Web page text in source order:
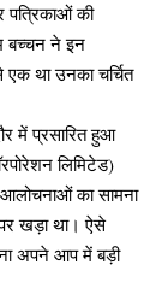
की
बच्चन ने इन
एक था उनका चर्चित
में प्रसारित हुआ
लिमिटेड)
का सामना
खड़ा था। ऐसे
अपने आप में बड़ी